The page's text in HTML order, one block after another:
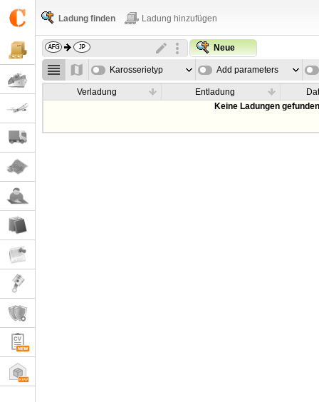
Ladung finden Ladung hinzufügen
Neue
Karosserietyp Add parameters
Verladung Entladung
Keine Ladungen